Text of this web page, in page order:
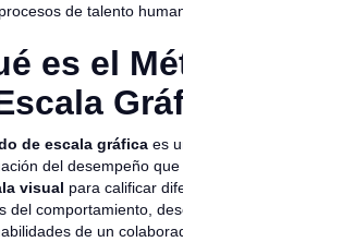
procesos de talento humano.
es el Método
Gráfica?
de escala gráfica es una técnica
del desempeño que utiliza una
visual para calificar diferentes
del comportamiento, desempeño o
de un colaborador.